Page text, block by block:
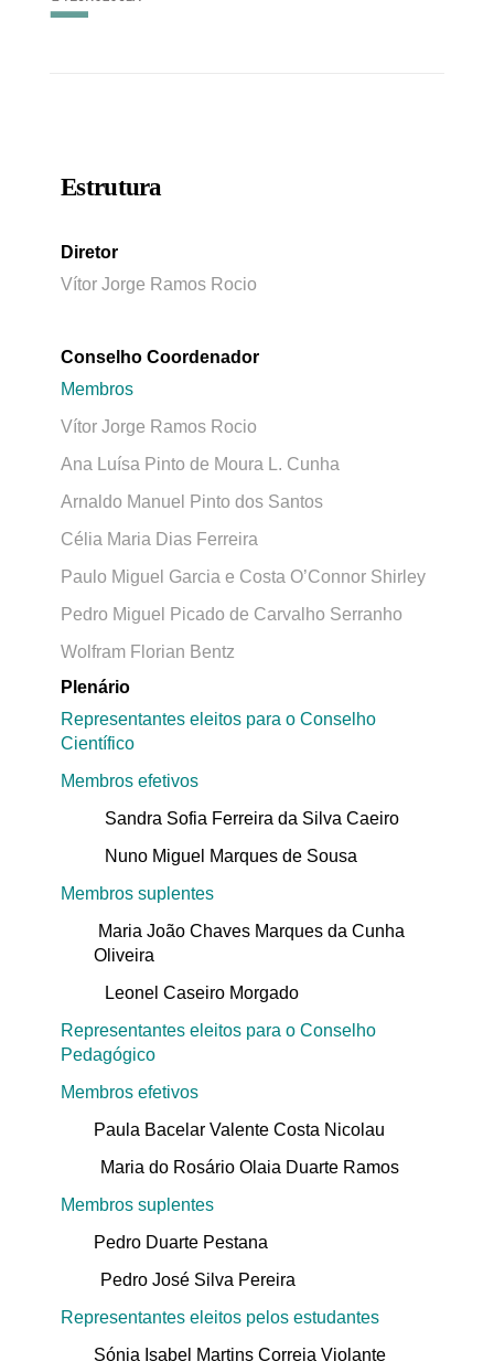
Estrutura
Diretor
Vítor Jorge Ramos Rocio
Conselho Coordenador
Membros
Vítor Jorge Ramos Rocio
Ana Luísa Pinto de Moura L. Cunha
Arnaldo Manuel Pinto dos Santos
Célia Maria Dias Ferreira
Paulo Miguel Garcia e Costa O’Connor Shirley
Pedro Miguel Picado de Carvalho Serranho
Wolfram Florian Bentz
Plenário
Representantes eleitos para o Conselho
Científico
Membros efetivos
Sandra Sofia Ferreira da Silva Caeiro
Nuno Miguel Marques de Sousa
Membros suplentes
Maria João Chaves Marques da Cunha
Oliveira
Leonel Caseiro Morgado
Representantes eleitos para o Conselho
Pedagógico
Membros efetivos
Paula Bacelar Valente Costa Nicolau
Maria do Rosário Olaia Duarte Ramos
Membros suplentes
Pedro Duarte Pestana
Pedro José Silva Pereira
Representantes eleitos pelos estudantes
Sónia Isabel Martins Correia Violante